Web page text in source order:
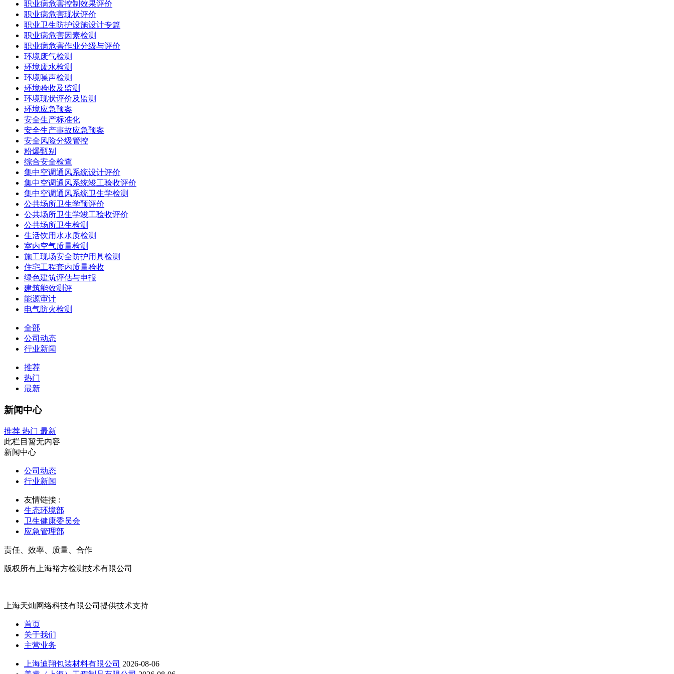
职业病危害控制效果评价
职业病危害现状评价
职业卫生防护设施设计专篇
职业病危害因素检测
职业病危害作业分级与评价
环境废气检测
环境废水检测
环境噪声检测
环境验收及监测
环境现状评价及监测
环境应急预案
安全生产标准化
安全生产事故应急预案
安全风险分级管控
粉爆甄别
综合安全检查
集中空调通风系统设计评价
集中空调通风系统竣工验收评价
集中空调通风系统卫生学检测
公共场所卫生学预评价
公共场所卫生学竣工验收评价
公共场所卫生检测
生活饮用水水质检测
室内空气质量检测
施工现场安全防护用具检测
住宅工程套内质量验收
绿色建筑评估与申报
建筑能效测评
能源审计
电气防火检测
全部
公司动态
行业新闻
推荐
热门
最新
新闻中心
推荐 热门 最新
此栏目暂无内容
新闻中心
公司动态
行业新闻
友情链接 :
生态环境部
卫生健康委员会
应急管理部
责任、效率、质量、合作
版权所有上海裕方检测技术有限公司
上海天灿网络科技有限公司提供技术支持
首页
关于我们
主营业务
上海迪翔包装材料有限公司 2026-08-06